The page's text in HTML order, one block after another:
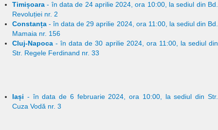
Timișoara - în data de 24 aprilie 2024, ora 10:00, la sediul din Bd.
Revoluției nr. 2
Constanța - în data de 29 aprilie 2024, ora 11:00, la sediul din Bd.
Mamaia nr. 156
Cluj-Napoca - în data de 30 aprilie 2024, ora 11:00, la sediul din
Str. Regele Ferdinand nr. 33
Iași - în data de 6 februarie 2024, ora 10:00, la sediul din Str.
Cuza Vodă nr. 3